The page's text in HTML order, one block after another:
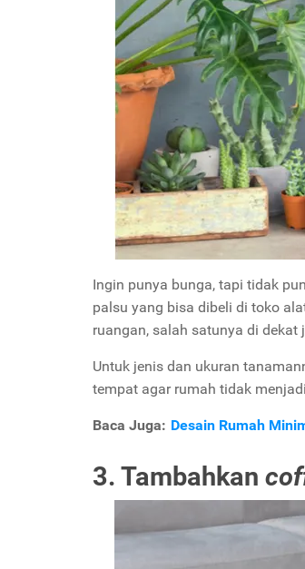
Ingin punya bunga, tapi tidak
palsu yang bisa dibeli di toko
ruangan, salah satunya di dekat
Untuk jenis dan ukuran
tempat agar rumah tidak
Baca Juga: Desain Rumah
3. Tambahkan